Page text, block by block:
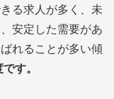
る求人が多く、未
安定した需要があ
れることが多い傾
す。